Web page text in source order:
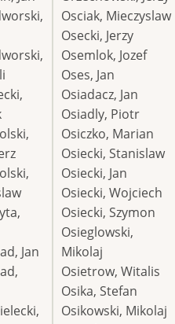
Jan
Osciak, Mieczyslaw
Osecki, Jerzy
Osemlok, Jozef
Oses, Jan
Osiadacz, Jan
Osiadly, Piotr
Osiczko, Marian
Osiecki, Stanislaw
Osiecki, Jan
Osiecki, Wojciech
Osiecki, Szymon
Osieglowski,
Mikolaj
Osietrow, Witalis
Osika, Stefan
Osikowski, Mikolaj